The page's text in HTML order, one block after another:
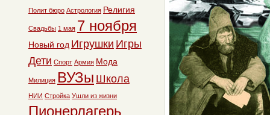
Полит бюро Астрология Религия
Свадьбы 1 мая 7 ноября
Новый год Игрушки Игры
Дети Спорт Армия Мода
Милиция ВУЗы Школа
НИИ Стройка Ушли из жизни
Пионерлагерь